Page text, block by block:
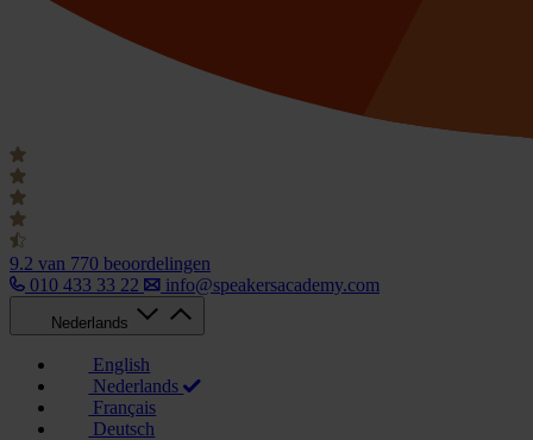
9.2 van 770 beoordelingen
010 433 33 22
info@speakersacademy.com
Nederlands
English
Nederlands
Français
Deutsch